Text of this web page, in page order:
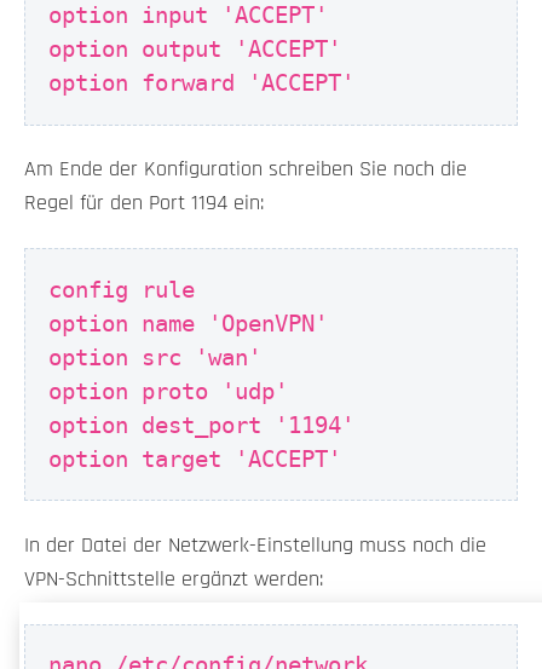
option input 'ACCEPT'
option output 'ACCEPT'
option forward 'ACCEPT'
Am Ende der Konfiguration schreiben Sie noch die
Regel für den Port 1194 ein:
config rule
option name 'OpenVPN'
option src 'wan'
option proto 'udp'
option dest_port '1194'
option target 'ACCEPT'
In der Datei der Netzwerk-Einstellung muss noch die
VPN-Schnittstelle ergänzt werden: